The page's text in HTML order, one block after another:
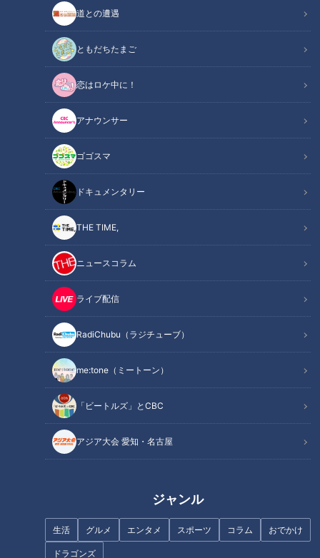
道との遭遇
ともだちたまご
恋はロケ中に！
アナウンサー
ゴゴスマ
ドキュメンタリー
THE TIME,
ニュースコラム
ライブ配信
RadiChubu（ラジチューブ）
me:tone（ミートーン）
「ビートルズ」とCBC
アジア大会 愛知・名古屋
ジャンル
生活 グルメ エンタメ スポーツ コラム おでかけ
ドラゴンズ
この記事の画像
この記事を見たあなたへのおすすめ
前立腺
尿トラブル